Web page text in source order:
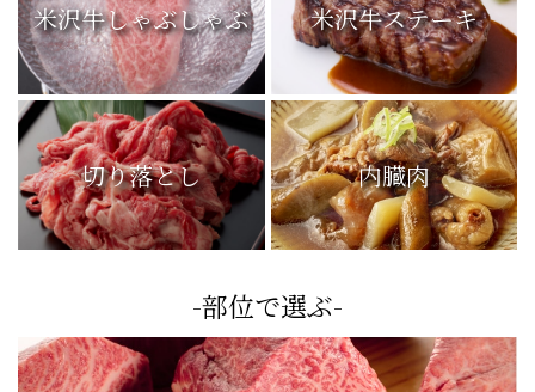
米沢牛しゃぶしゃぶ 米沢牛ステーキ
切り落とし 内臓肉
-部位で選ぶ-